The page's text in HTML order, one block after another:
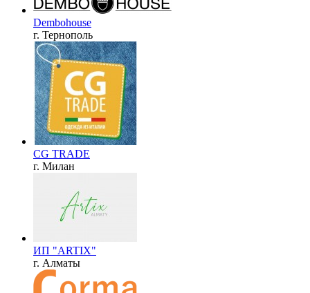
Dembohouse
г. Тернополь
CG TRADE
г. Милан
ИП "ARTIX"
г. Алматы